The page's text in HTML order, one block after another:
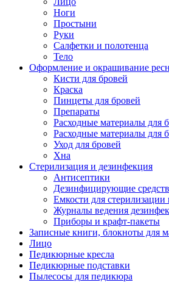
Ноги
Простыни
Руки
Салфетки и полотенца
Тело
Оформление и окрашивание
Кисти для бровей
Краска
Пинцеты для бровей
Препараты
Расходные материалы для
Расходные материалы для
Уход для бровей
Хна
Стерилизация и дезинфекция
Антисептики
Дезинфицирующие
Емкости для стерилизации
Журналы ведения
Приборы и крафт-пакеты
Записные книги, блокноты для
Лицо
Педикюрные кресла
Педикюрные подставки
Пылесосы для педикюра